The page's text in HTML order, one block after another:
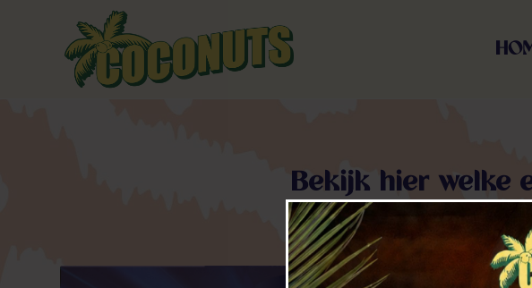
Bekijk hier welke